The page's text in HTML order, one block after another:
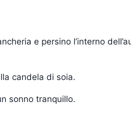
e persino l’interno
candela di soia.
sonno tranquillo.